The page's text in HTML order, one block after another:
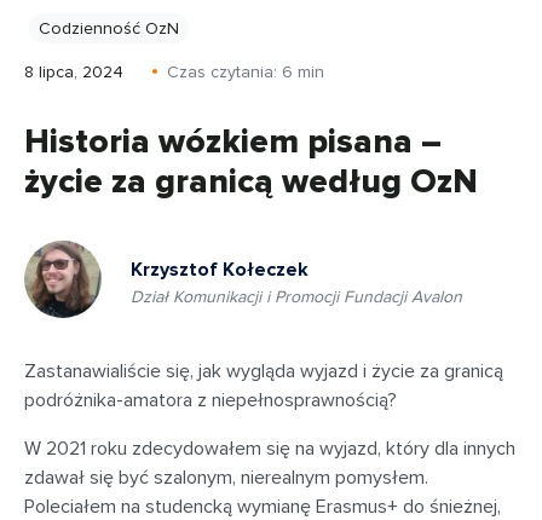
Codzienność OzN
8 lipca, 2024 Czas czytania: 6 min
Historia wózkiem pisana –
życie za granicą według OzN
Krzysztof Kołeczek
Dział Komunikacji i Promocji Fundacji Avalon
Zastanawialiście się, jak wygląda wyjazd i życie za granicą
podróżnika-amatora z niepełnosprawnością?
W 2021 roku zdecydowałem się na wyjazd, który dla innych
zdawał się być szalonym, nierealnym pomysłem.
Poleciałem na studencką wymianę Erasmus+ do śnieżnej,